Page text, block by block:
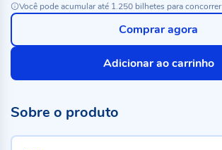
Você pode acumular até 1.250 bilhetes para concorrer
Adicionar ao carrinho
Comprar agora
Sobre o produto